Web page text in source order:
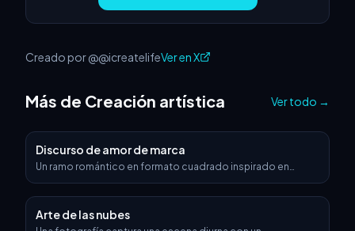
Creado por @@icreatelifeVer en X
Más de Creación artística Ver todo →
Discurso de amor de marca
Un ramo romántico en formato cuadrado inspirado en
el estilo distintivo de la marca (p. ej. seda, terciopelo,
Arte de las nubes